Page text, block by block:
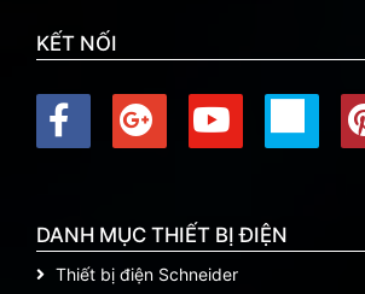
KẾT NỐI
DANH MỤC THIẾT BỊ ĐIỆN
Thiết bị điện Schneider